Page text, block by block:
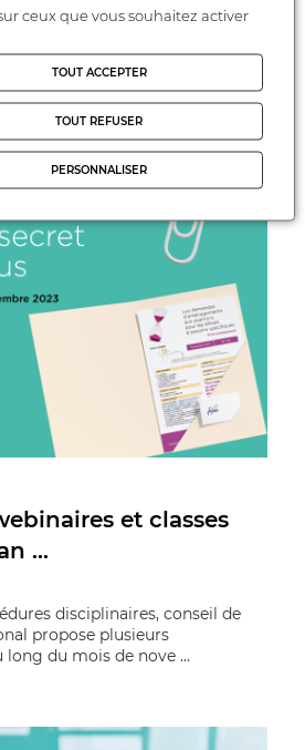
vous informer que la FCPE du
fois au salon Albi Sup
encha ...
et classes
...
disciplinaires, conseil de
propose plusieurs
du mois de nove ...
ceux que vous souhaitez activer
TOUT ACCEPTER
TOUT REFUSER
PERSONNALISER